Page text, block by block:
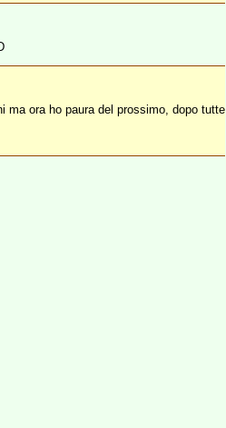
ora ho paura del prossimo, dopo tutte